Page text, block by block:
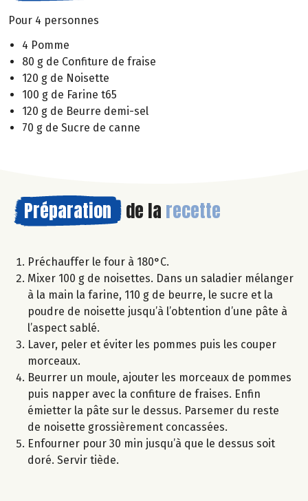
Pour 4 personnes
4 Pomme
80 g de Confiture de fraise
120 g de Noisette
100 g de Farine t65
120 g de Beurre demi-sel
70 g de Sucre de canne
Préparation de la recette
Préchauffer le four à 180°C.
Mixer 100 g de noisettes. Dans un saladier mélanger
à la main la farine, 110 g de beurre, le sucre et la
poudre de noisette jusqu’à l’obtention d’une pâte à
l’aspect sablé.
Laver, peler et éviter les pommes puis les couper
morceaux.
Beurrer un moule, ajouter les morceaux de pommes
puis napper avec la confiture de fraises. Enfin
émietter la pâte sur le dessus. Parsemer du reste
de noisette grossièrement concassées.
Enfourner pour 30 min jusqu’à que le dessus soit
doré. Servir tiède.